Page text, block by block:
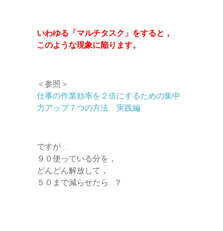
いわゆる「マルチタスク」をすると，
このような現象に陥ります。
＜参照＞
仕事の作業効率を２倍にするための集中
力アップ７つの方法 実践編
ですが…
９０使っている分を，
どんどん解放して，
５０まで減らせたら…？